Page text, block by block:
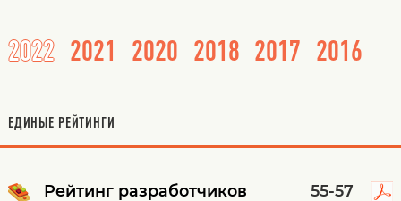
2022 2021 2020 2018 2017 2016
ЕДИНЫЕ РЕЙТИНГИ
Рейтинг разработчиков
55-57